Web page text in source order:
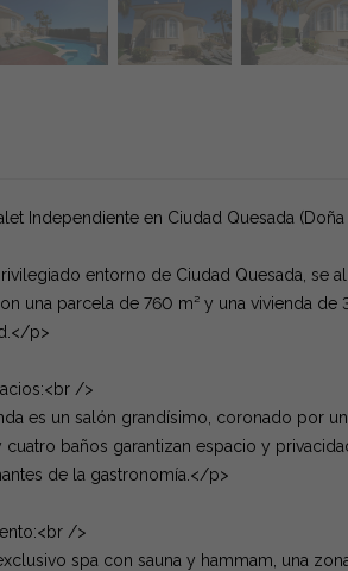
Independiente en Ciudad Quesada
entorno de Ciudad Quesada, se
una parcela de 760 m² y una vivienda
p>
/>
es un salón grandísimo, coronado por
baños garantizan espacio y
de la gastronomía.</p>
/>
spa con sauna y hammam, una